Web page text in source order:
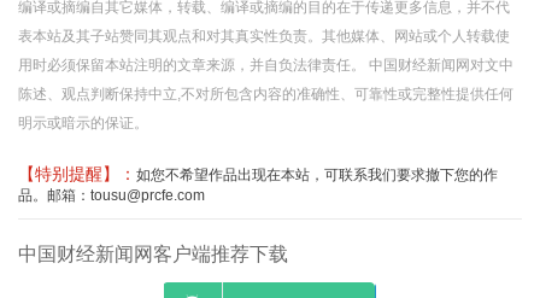
编译或摘编自其它媒体，转载、编译或摘编的目的在于传递更多信息，并不代
表本站及其子站赞同其观点和对其真实性负责。其他媒体、网站或个人转载使
用时必须保留本站注明的文章来源，并自负法律责任。 中国财经新闻网对文中
陈述、观点判断保持中立,不对所包含内容的准确性、可靠性或完整性提供任何
明示或暗示的保证。
【特别提醒】： 如您不希望作品出现在本站，可联系我们要求撤下您的作
品。邮箱：tousu@prcfe.com
中国财经新闻网客户端推荐下载